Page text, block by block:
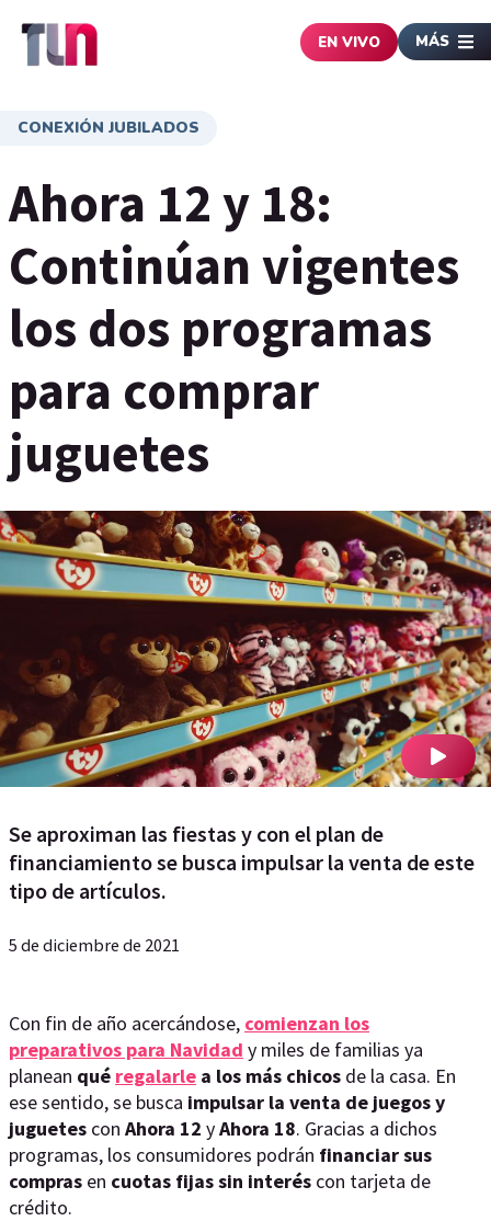
EN VIVO MÁS
CONEXIÓN JUBILADOS
Ahora 12 y 18:
Continúan vigentes
los dos programas
para comprar
juguetes
Se aproximan las fiestas y con el plan de
financiamiento se busca impulsar la venta de este
tipo de artículos.
5 de diciembre de 2021
Con fin de año acercándose, comienzan los
preparativos para Navidad y miles de familias ya
planean qué regalarle a los más chicos de la casa. En
ese sentido, se busca impulsar la venta de juegos y
juguetes con Ahora 12 yAhora 18. Gracias a dichos
programas, los consumidores podrán financiar sus
compras en cuotas fijas sin interés con tarjeta de
crédito.